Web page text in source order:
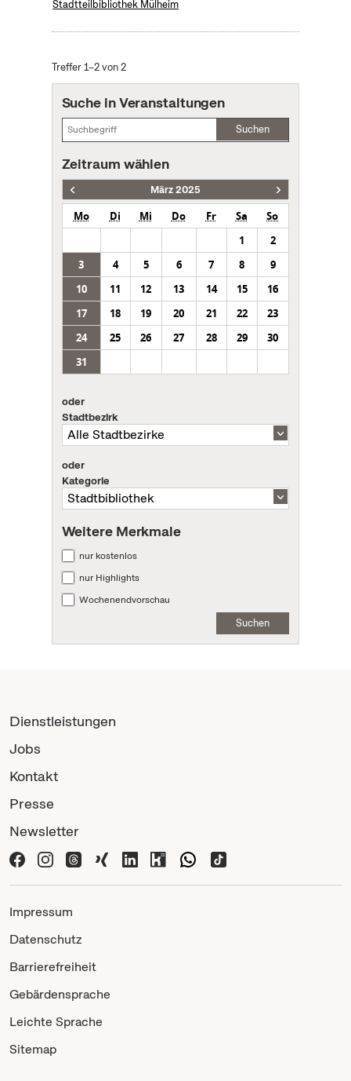
Stadtteilbibliothek Mülheim
Treffer 1–2 von 2
Suche in Veranstaltungen
Suchen
Zeitraum wählen
März 2025
Mo Di Mi Do Fr Sa
So
1
2
3
4 5 6 7 8
9
10
11 12 13 14 15
16
17
18 19 20 21 22
23
24
25 26 27 28 29
30
31
oder
Stadtbezirk
oder
Kategorie
Weitere Merkmale
nur kostenlos
nur Highlights
Wochenendvorschau
Suchen
Dienstleistungen
Jobs
Kontakt
Presse
Newsletter
Impressum
Datenschutz
Barrierefreiheit
Gebärdensprache
Leichte Sprache
Sitemap